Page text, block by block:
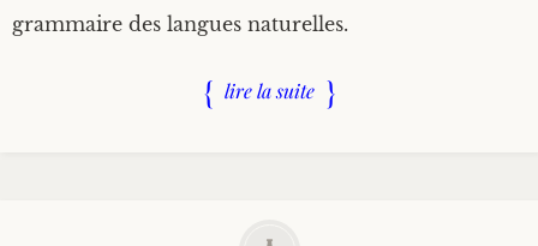
gram­maire des langues naturelles.
lire la suite